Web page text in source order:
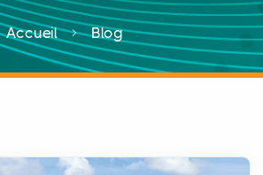
Accueil Blog